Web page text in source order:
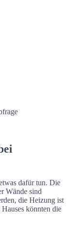
dafür tun. Die
Wände sind
die Heizung ist
könnten die